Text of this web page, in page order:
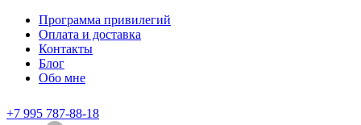
Программа привилегий
Оплата и доставка
Контакты
Блог
Обо мне
+7 995 787-88-18